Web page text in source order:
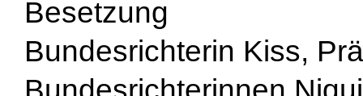
Besetzung
Bundesrichterin Kiss,